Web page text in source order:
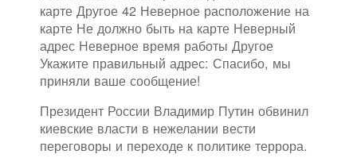
карте Другое 42 Неверное расположение на
карте Не должно быть на карте Неверный
адрес Неверное время работы Другое
Укажите правильный адрес: Спасибо, мы
приняли ваше сообщение!
Президент России Владимир Путин обвинил
киевские власти в нежелании вести
переговоры и переходе к политике террора.